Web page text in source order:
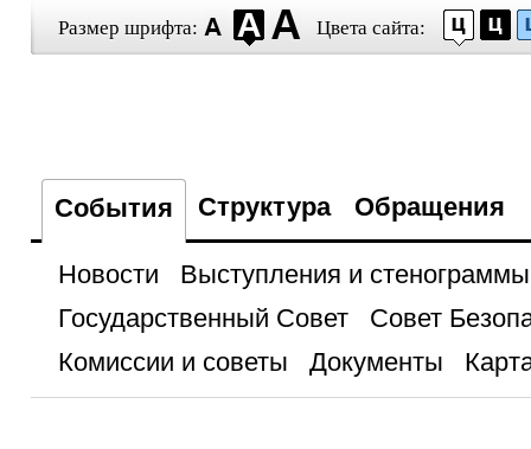
Размер шрифта: Цвета сайта:
События Структура Обращения
Новости
Выступления и стенограммы
Государственный Совет
Совет
Комиссии и советы
Документы